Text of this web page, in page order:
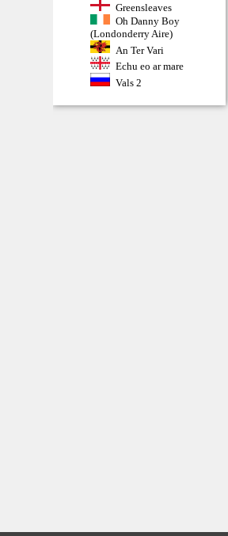
Greensleaves
Oh Danny Boy
(Londonderry Aire)
An Ter Vari
Echu eo ar mare
Vals 2